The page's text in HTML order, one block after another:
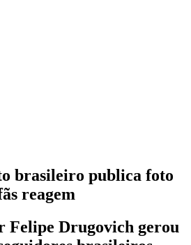
brasileiro publica foto
reagem
Felipe Drugovich gerou